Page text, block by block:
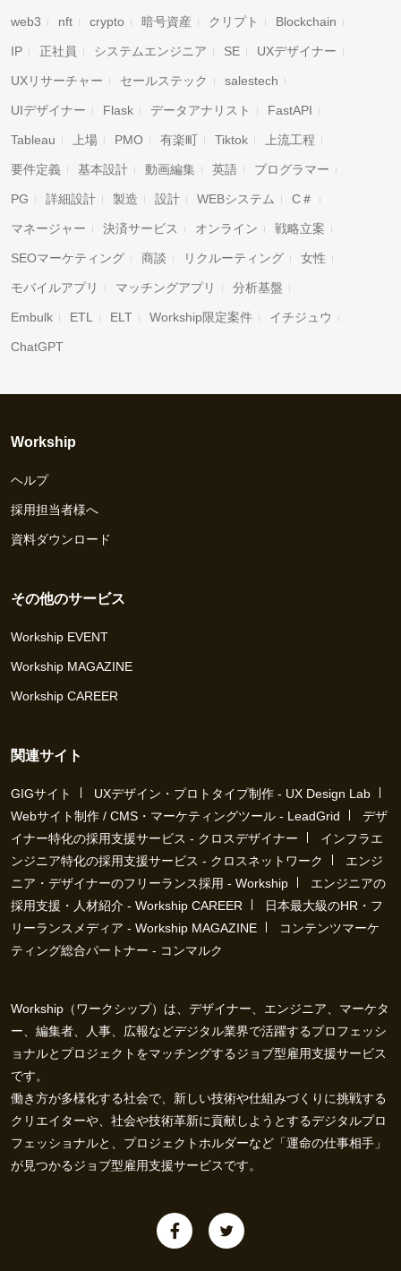
web3 nft crypto 暗号資産 クリプト Blockchain
IP 正社員 システムエンジニア SE UXデザイナー
UXリサーチャー セールステック salestech
UIデザイナー Flask データアナリスト FastAPI
Tableau 上場 PMO 有楽町 Tiktok 上流工程
要件定義 基本設計 動画編集 英語 プログラマー
PG 詳細設計 製造 設計 WEBシステム C＃
マネージャー 決済サービス オンライン 戦略立案
SEOマーケティング 商談 リクルーティング 女性
モバイルアプリ マッチングアプリ 分析基盤
Embulk ETL ELT Workship限定案件 イチジュウ
ChatGPT
Workship
ヘルプ
採用担当者様へ
資料ダウンロード
その他のサービス
Workship EVENT
Workship MAGAZINE
Workship CAREER
関連サイト
GIGサイト
UXデザイン・プロトタイプ制作 - UX Design Lab
Webサイト制作 / CMS・マーケティングツール - LeadGrid
デザ
イナー特化の採用支援サービス - クロスデザイナー
インフラエ
ンジニア特化の採用支援サービス - クロスネットワーク
エンジ
ニア・デザイナーのフリーランス採用 - Workship
エンジニアの
採用支援・人材紹介 - Workship CAREER
日本最大級のHR・フ
リーランスメディア - Workship MAGAZINE
コンテンツマーケ
ティング総合パートナー - コンマルク
Workship（ワークシップ）は、デザイナー、エンジニア、マーケタ
ー、編集者、人事、広報などデジタル業界で活躍するプロフェッシ
ョナルとプロジェクトをマッチングするジョブ型雇用支援サービス
です。
働き方が多様化する社会で、新しい技術や仕組みづくりに挑戦する
クリエイターや、社会や技術革新に貢献しようとするデジタルプロ
フェッショナルと、プロジェクトホルダーなど「運命の仕事相手」
が見つかるジョブ型雇用支援サービスです。